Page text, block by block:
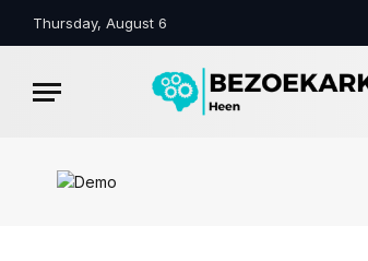
Thursday, August 6